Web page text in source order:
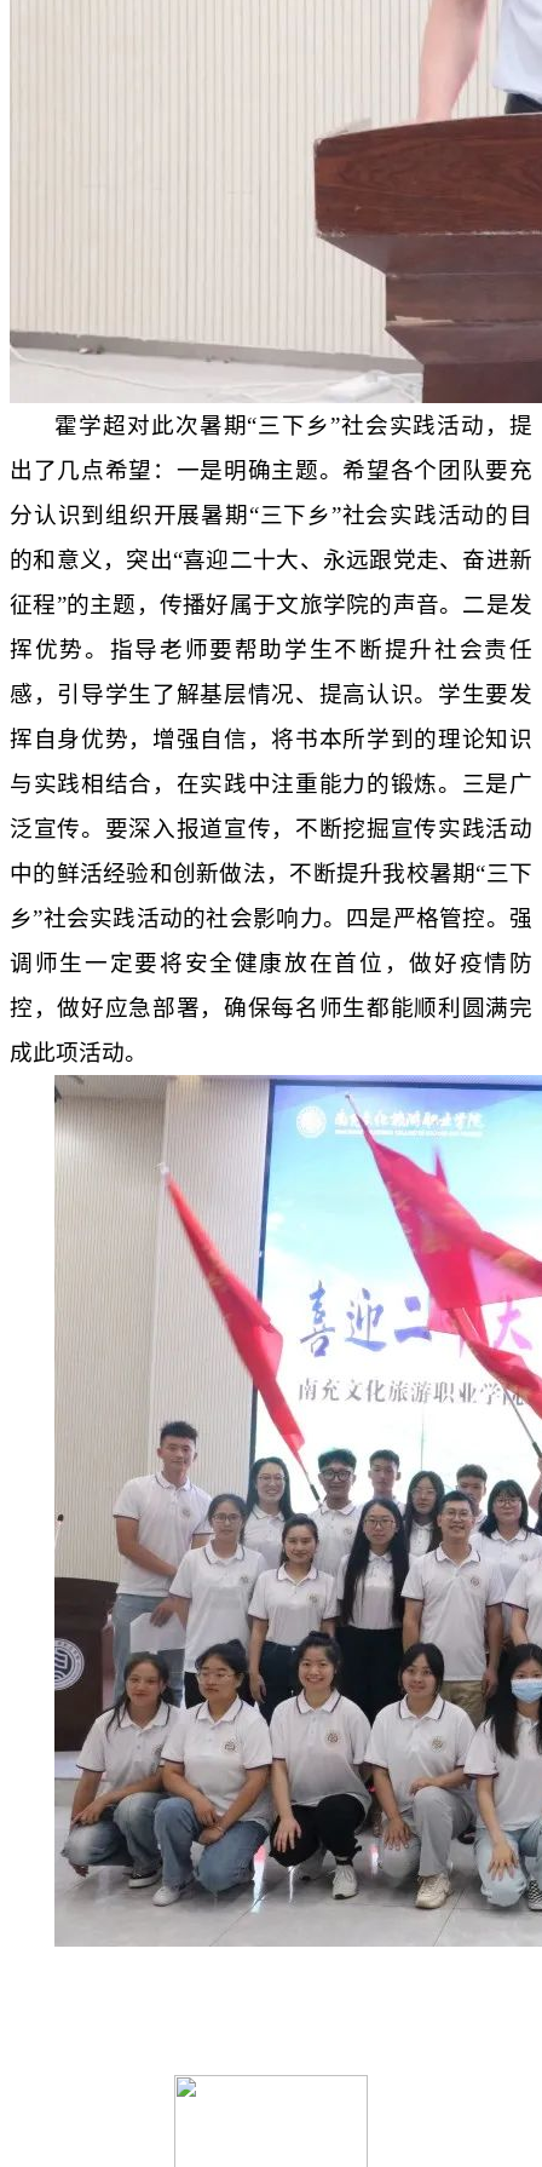
霍学超对此次暑期“三下乡”社会实践活动，提
出了几点希望： 一是明确主题。希望各个团队要充
分认识到组织开展暑期 “三下乡”社会实践活动的目
的和意义，突出“喜迎二十大、永远跟党走、奋进新
征程”的主题，传播好属于文旅学院的声音。 二是发
挥优势。指导老师要帮助学生不断提升社会责任
感，引导学生了解基层情况、提高认识。学生要发
挥自身优势，增强自信，将书本所学到的理论知识
与实践相结合，在实践中注重能力的锻炼。
三是广
泛宣传。要深入报道宣传，不断挖掘宣传实践活动
中的鲜活经验和创新做法，不断提升我校暑期“三下
乡”社会实践活动的社会影响力。
四是严格管控。强
调师生一定要将安全健康放在首位，做好疫情防
控，做好应急部署，确保每名师生都能顺利圆满完
成此项活动。